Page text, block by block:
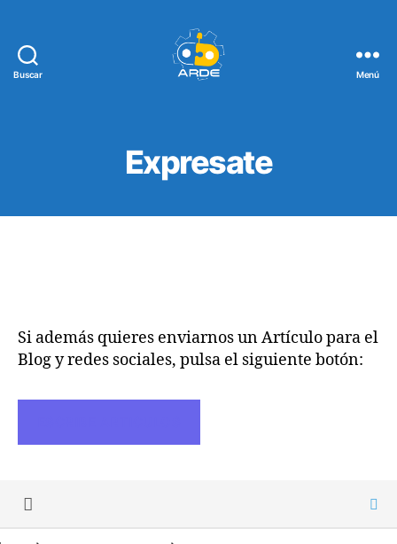
Buscar Menú
Expresate
Si además quieres enviarnos un Artículo para el
Blog y redes sociales, pulsa el siguiente botón: